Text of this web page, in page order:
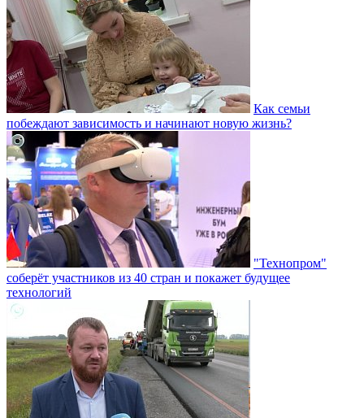
Как семьи
побеждают зависимость и начинают новую жизнь?
"Технопром"
соберёт участников из 40 стран и покажет будущее
технологий